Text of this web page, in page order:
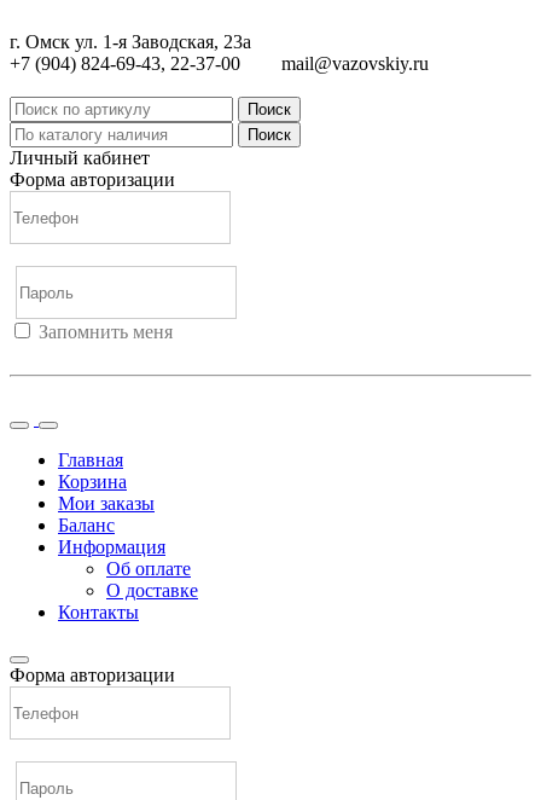
г. Омск ул. 1-я Заводская, 23а
+7 (904) 824-69-43, 22-37-00
mail@vazovskiy.ru
Поиск
Поиск
Личный кабинет
Форма авторизации
Запомнить меня
Главная
Корзина
Мои заказы
Баланс
Информация
Об оплате
О доставке
Контакты
Форма авторизации